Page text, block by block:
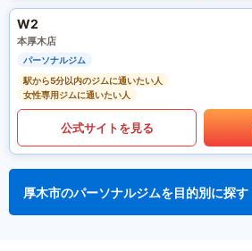
W2
本厚木店
パーソナルジム
駅から5分以内のジムに通いたい人
女性専用ジムに通いたい人
公式サイトを見る
厚木市のパーソナルジムを目的別に探す